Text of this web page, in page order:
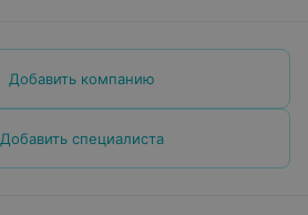
Добавить компанию
Добавить специалиста